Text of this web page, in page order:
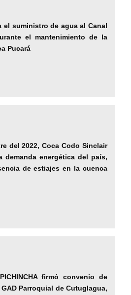
el suministro de agua al Canal
el mantenimiento de la
Pucará
del 2022, Coca Codo Sinclair
demanda energética del país,
de estiajes en la cuenca
firmó convenio de
Parroquial de Cutuglagua,